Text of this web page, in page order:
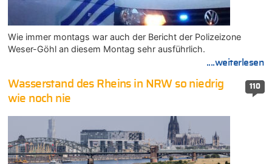
Wie immer montags war auch der Bericht der Polizeizone
Weser-Göhl an diesem Montag sehr ausführlich.
....weiterlesen
110
Wasserstand des Rheins in NRW so niedrig
wie noch nie